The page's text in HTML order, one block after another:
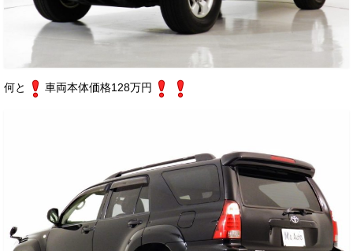
お客様の声
お問い合わせ
何と 車両本体価格128万円